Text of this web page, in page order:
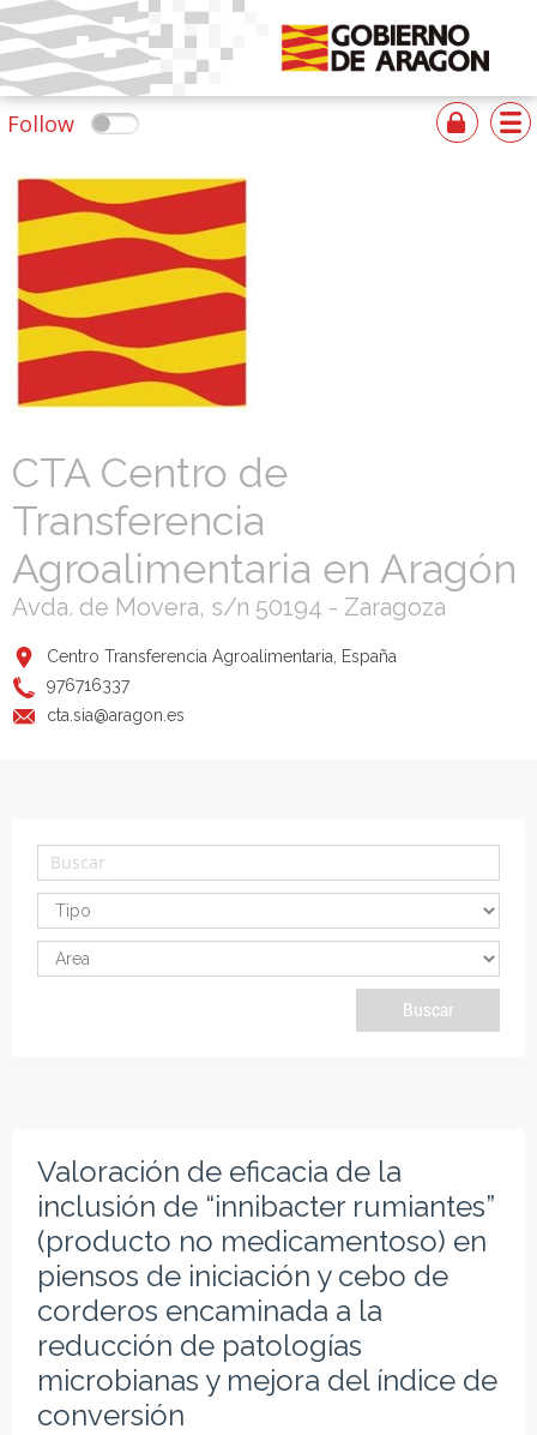
Follow
CTA Centro de
Transferencia
Agroalimentaria en Aragón
Avda. de Movera, s/n 50194 - Zaragoza
Centro Transferencia Agroalimentaria, España
976716337
cta.sia@aragon.es
Valoración de eficacia de la
inclusión de “innibacter rumiantes”
(producto no medicamentoso) en
piensos de iniciación y cebo de
corderos encaminada a la
reducción de patologías
microbianas y mejora del índice de
conversión